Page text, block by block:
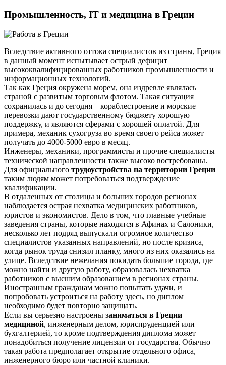
Промышленность, IT и медицина в Греции
Вследствие активного оттока специалистов из страны, Греция
в данный момент испытывает острый дефицит
высококвалифицированных работников промышленности и
информационных технологий.
Так как Греция окружена морем, она издревле являлась
страной с развитым торговым флотом. Такая ситуация
сохранилась и до сегодня – кораблестроение и морские
перевозки дают государственному бюджету хорошую
поддержку, и являются сферами с хорошей оплатой. Для
примера, механик сухогруза во время своего рейса может
получать до 4000-5000 евро в месяц.
Инженеры, механики, программисты и прочие специалисты
технической направленности также высоко востребованы.
Для официального трудоустройства на территории Греции
таким людям может потребоваться подтверждение
квалификации.
В отдаленных от столицы и больших городов регионах
наблюдается острая нехватка медицинских работников,
юристов и экономистов. Дело в том, что главные учебные
заведения страны, которые находятся в Афинах и Салоники,
несколько лет подряд выпускали огромное количество
специалистов указанных направлений, но после кризиса,
когда рынок труда снизил планку, много из них оказались на
улице. Вследствие нежелания покидать большие города, где
можно найти и другую работу, образовалась нехватка
работников с высшим образованием в регионах страны.
Иностранным гражданам можно попытать удачи, и
попробовать устроиться на работу здесь, но диплом
необходимо будет повторно защищать.
Если вы серьезно настроены заниматься в Греции
медициной, инженерным делом, юриспруденцией или
бухгалтерией, то кроме подтверждения диплома может
понадобиться получение лицензии от государства. Обычно
такая работа предполагает открытие отдельного офиса,
инженерного бюро или частной клиники.